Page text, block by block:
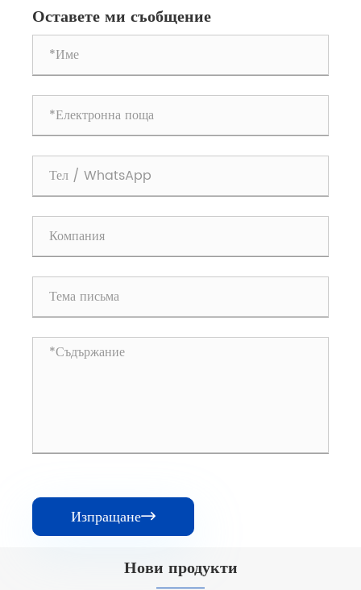
взискателно разпределение на мощността
Оставете ми съобщение
Изпращане
Нови продукти